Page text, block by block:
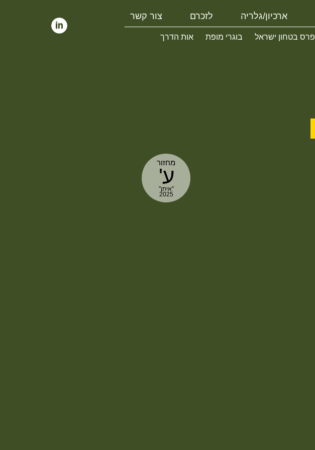
פרס בטחון ישראל בוגרי מופת אות הדרך
ארכיון/גלריה לזכרם צור קשר
מחזור
ע'
"איתן"
2025